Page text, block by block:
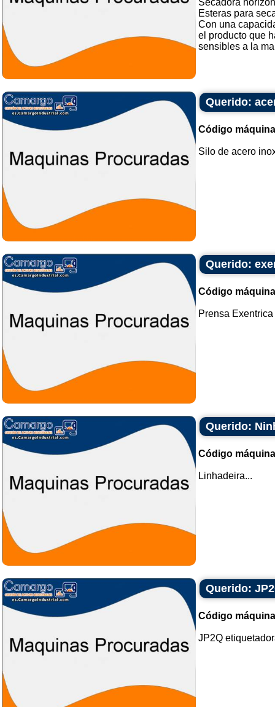
Secadora
Esteras para
Con una
el producto que
sensibles a la
Querido:
Código
Silo de acero
Querido:
Código
Prensa
Querido:
Código
Linhadeira...
Querido:
Código
JP2Q